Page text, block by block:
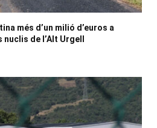
més d’un milió d’euros a
de l’Alt Urgell